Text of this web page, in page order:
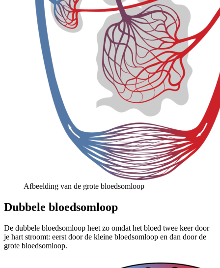
Afbeelding van de grote bloedsomloop
Dubbele bloedsomloop
De dubbele bloedsomloop heet zo omdat het bloed twee keer door
je hart stroomt: eerst door de kleine bloedsomloop en dan door de
grote bloedsomloop.